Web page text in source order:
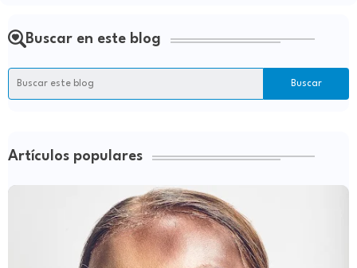
Buscar en este blog
Artículos populares